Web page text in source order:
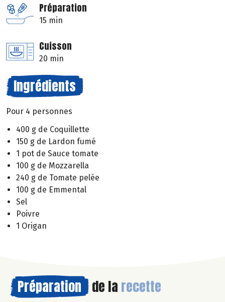
Préparation
15 min
Cuisson
20 min
Ingrédients
Pour 4 personnes
400 g de Coquillette
150 g de Lardon fumé
1 pot de Sauce tomate
100 g de Mozzarella
240 g de Tomate pelée
100 g de Emmental
Sel
Poivre
1 Origan
Préparation de la recette